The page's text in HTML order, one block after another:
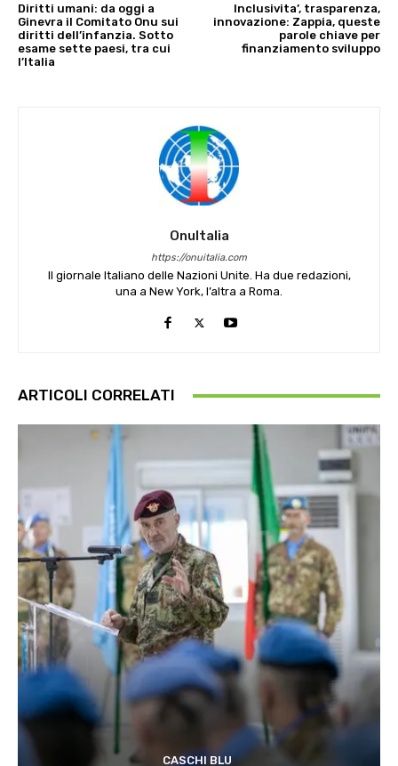
Diritti umani: da oggi a
Ginevra il Comitato Onu sui
diritti dell’infanzia. Sotto
esame sette paesi, tra cui
l’Italia
Inclusivita’, trasparenza,
innovazione: Zappia, queste
parole chiave per
finanziamento sviluppo
OnuItalia
https://onuitalia.com
Il giornale Italiano delle Nazioni Unite. Ha due redazioni,
una a New York, l’altra a Roma.
ARTICOLI CORRELATI
CASCHI BLU